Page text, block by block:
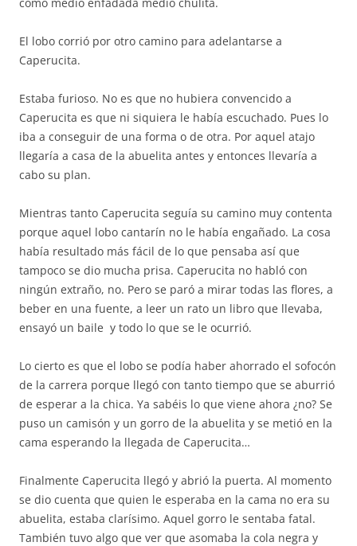
El lobo corrió por otro camino para adelantarse a
Caperucita.
Estaba furioso. No es que no hubiera convencido a
Caperucita es que ni siquiera le había escuchado. Pues lo
iba a conseguir de una forma o de otra. Por aquel atajo
llegaría a casa de la abuelita antes y entonces llevaría a
cabo su plan.
Mientras tanto Caperucita seguía su camino muy contenta
porque aquel lobo cantarín no le había engañado. La cosa
había resultado más fácil de lo que pensaba así que
tampoco se dio mucha prisa. Caperucita no habló con
ningún extraño, no. Pero se paró a mirar todas las flores, a
beber en una fuente, a leer un rato un libro que llevaba,
ensayó un baile y todo lo que se le ocurrió.
Lo cierto es que el lobo se podía haber ahorrado el sofocón
de la carrera porque llegó con tanto tiempo que se aburrió
de esperar a la chica. Ya sabéis lo que viene ahora ¿no? Se
puso un camisón y un gorro de la abuelita y se metió en la
cama esperando la llegada de Caperucita…
Finalmente Caperucita llegó y abrió la puerta. Al momento
se dio cuenta que quien le esperaba en la cama no era su
abuelita, estaba clarísimo. Aquel gorro le sentaba fatal.
También tuvo algo que ver que asomaba la cola negra y